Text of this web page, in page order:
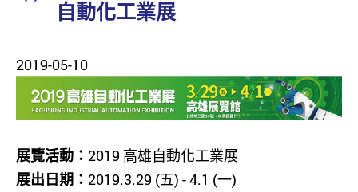
自動化工業展
2019-05-10
展覽活動： 2019 高雄自動化工業展
展出日期： 2019.3.29 (五) - 4.1 (一)